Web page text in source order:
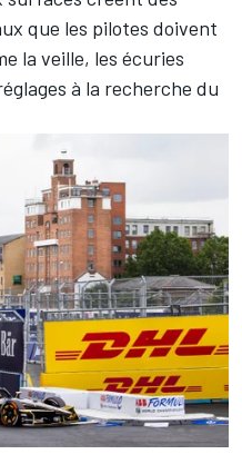
que les pilotes doivent
la veille, les écuries
à la recherche du